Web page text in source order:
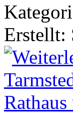
Erstellt: